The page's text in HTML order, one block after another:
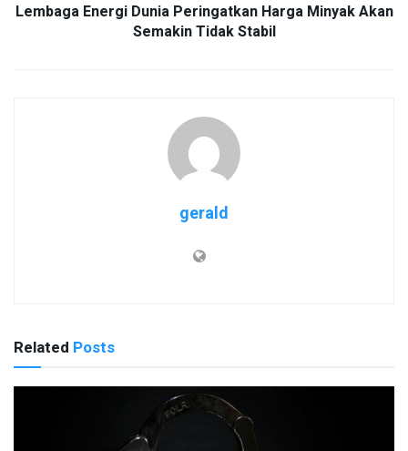
Lembaga Energi Dunia Peringatkan Harga Minyak Akan
Semakin Tidak Stabil
gerald
Related Posts